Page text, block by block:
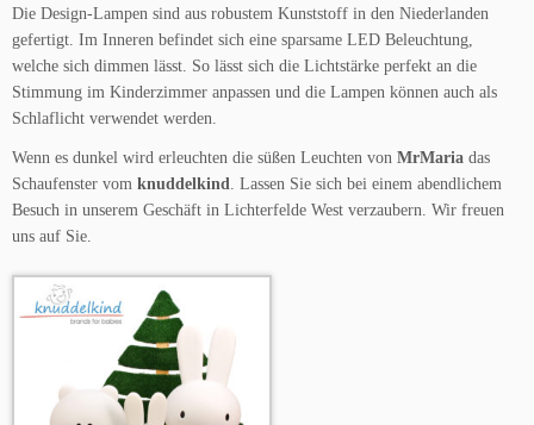
Die Design-Lampen sind aus robustem Kunststoff in den Niederlanden
gefertigt. Im Inneren befindet sich eine sparsame LED Beleuchtung,
welche sich dimmen lässt. So lässt sich die Lichtstärke perfekt an die
Stimmung im Kinderzimmer anpassen und die Lampen können auch als
Schlaflicht verwendet werden.
Wenn es dunkel wird erleuchten die süßen Leuchten von MrMaria das
Schaufenster vom knuddelkind. Lassen Sie sich bei einem abendlichem
Besuch in unserem Geschäft in Lichterfelde West verzaubern. Wir freuen
uns auf Sie.